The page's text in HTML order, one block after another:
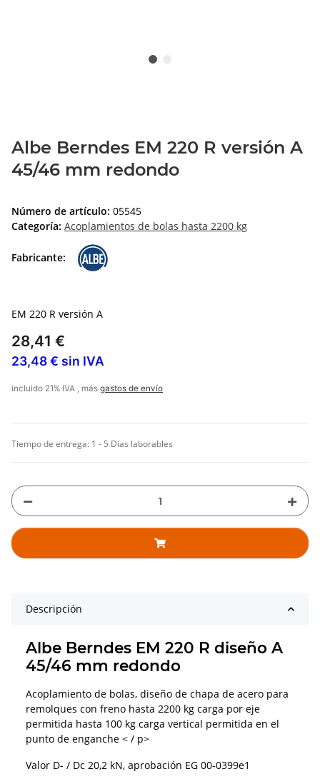
Albe Berndes EM 220 R versión A
45/46 mm redondo
Número de artículo: 05545
Categoría: Acoplamientos de bolas hasta 2200 kg
Fabricante:
EM 220 R versión A
28,41 €
23,48 € sin IVA
incluido 21% IVA , más gastos de envío
Tiempo de entrega: 1 - 5 Días laborables
Descripción
Albe Berndes EM 220 R diseño A
45/46 mm redondo
Acoplamiento de bolas, diseño de chapa de acero para
remolques con freno hasta 2200 kg carga por eje
permitida hasta 100 kg carga vertical permitida en el
punto de enganche < / p>
Valor D- / Dc 20,2 kN, aprobación EG 00-0399e1